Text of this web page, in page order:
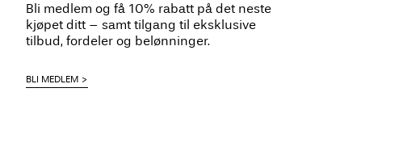
Bli medlem og få 10% rabatt på det neste
kjøpet ditt – samt tilgang til eksklusive
tilbud, fordeler og belønninger.
BLI MEDLEM